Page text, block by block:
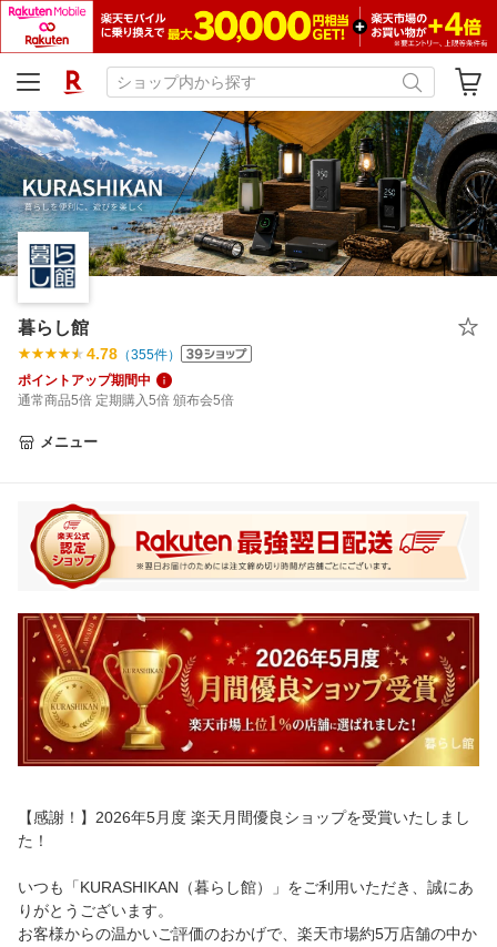
暮らし館
4.78 （355件）
ポイントアップ期間中
通常商品5倍 定期購入5倍 頒布会5倍
メニュー
【感謝！】2026年5月度 楽天月間優良ショップを受賞いたしまし
た！
いつも「KURASHIKAN（暮らし館）」をご利用いただき、誠にあ
りがとうございます。
お客様からの温かいご評価のおかげで、楽天市場約5万店舗の中か